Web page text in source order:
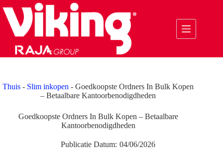
naar
inhoud
Thuis - Slim inkopen -Goedkoopste Ordners In Bulk Kopen
– Betaalbare Kantoorbenodigdheden
Goedkoopste Ordners In Bulk Kopen – Betaalbare
Kantoorbenodigdheden
Publicatie Datum: 04/06/2026